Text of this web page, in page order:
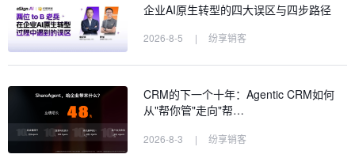
企业AI原生转型的四大误区与四步路径
2026-8-5 | 纷享销客
CRM的下一个十年：Agentic CRM如何
从"帮你管"走向"帮…
2026-8-3 | 纷享销客